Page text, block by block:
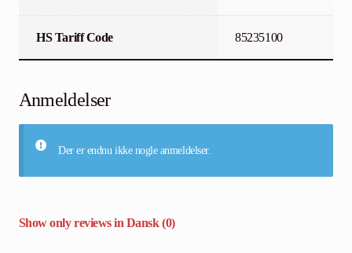
HS Tariff Code 85235100
Anmeldelser
Der er endnu ikke nogle anmeldelser.
Show only reviews in Dansk (0)